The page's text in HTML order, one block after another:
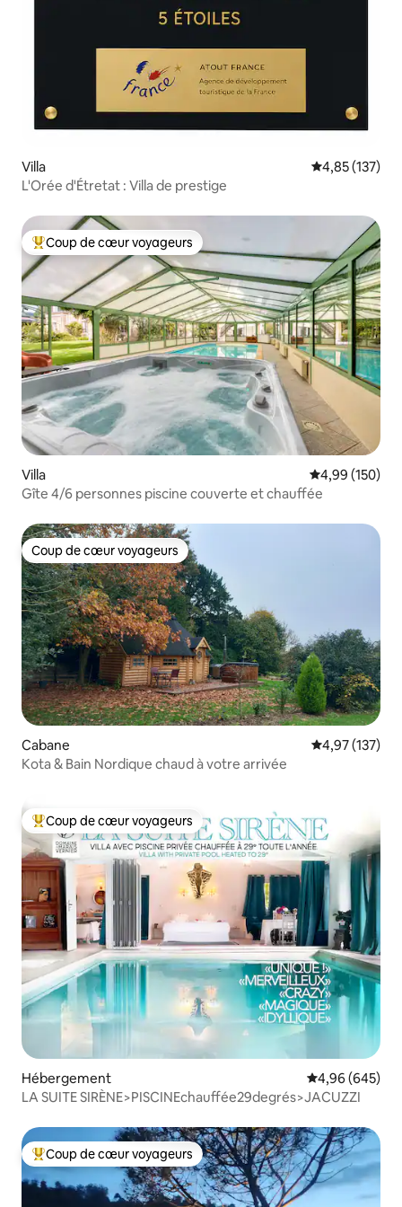
Villa Évaluation
4,85 (137)
L'Orée d'Étretat : Villa de prestige
Coups de cœur voyageurs les plus appréciés
Coup de cœur voyageurs
Villa Évaluation
4,99 (150)
Gîte 4/6 personnes piscine couverte et chauffée
Coup de cœur voyageurs
Coup de cœur voyageurs
Cabane Évaluation
4,97 (137)
Kota & Bain Nordique chaud à votre arrivée
Coups de cœur voyageurs les plus appréciés
Coup de cœur voyageurs
Hébergement Évaluation
4,96 (645)
LA SUITE SIRÈNE>PISCINEchauffée29degrés>JACUZZI
Coups de cœur voyageurs les plus appréciés
Coup de cœur voyageurs